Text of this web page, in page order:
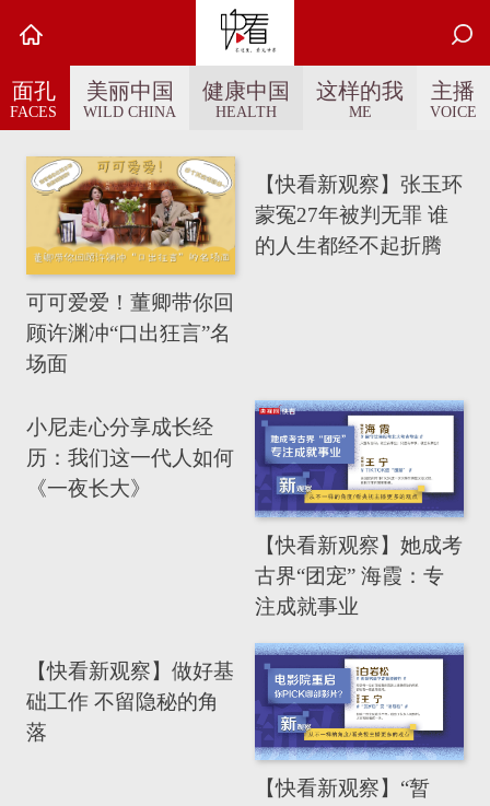
面孔
FACES
美丽中国
WILD CHINA
健康中国
HEALTH
这样的我
ME
主播
VOICE
可可爱爱！董卿带你回
顾许渊冲“口出狂言”名
场面
【快看新观察】张玉环
蒙冤27年被判无罪 谁
的人生都经不起折腾
小尼走心分享成长经
历：我们这一代人如何
《一夜长大》
【快看新观察】她成考
古界“团宠” 海霞：专
注成就事业
【快看新观察】做好基
础工作 不留隐秘的角
落
【快看新观察】“暂